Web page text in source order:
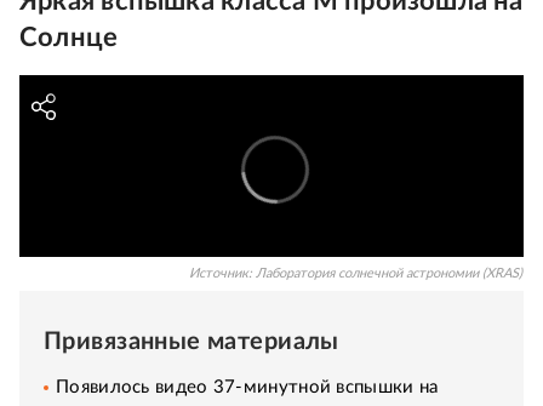
Солнце
Источник: Лаборатория солнечной астрономии (XRAS)
Привязанные материалы
Появилось видео 37-минутной вспышки на